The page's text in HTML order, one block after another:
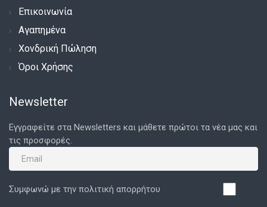
Επικοινωνία
Αγαπημένα
Χονδρική Πώληση
Όροι Χρήσης
Newsletter
Εγγραφείτε στα Newsletters και μάθετε πρώτοι τα νέα μας και
τις προσφορές.
Συμφωνώ με την πολιτική απορρήτου